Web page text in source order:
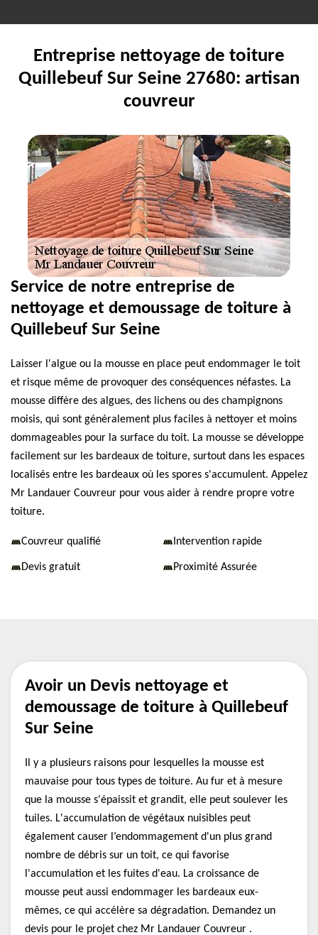
Entreprise nettoyage de toiture
Quillebeuf Sur Seine 27680: artisan
couvreur
Service de notre entreprise de
nettoyage et demoussage de toiture à
Quillebeuf Sur Seine
Laisser l'algue ou la mousse en place peut endommager le toit
et risque même de provoquer des conséquences néfastes. La
mousse diffère des algues, des lichens ou des champignons
moisis, qui sont généralement plus faciles à nettoyer et moins
dommageables pour la surface du toit. La mousse se développe
facilement sur les bardeaux de toiture, surtout dans les espaces
localisés entre les bardeaux où les spores s'accumulent. Appelez
Mr Landauer Couvreur pour vous aider à rendre propre votre
toiture.
Couvreur qualifié Intervention rapide
Devis gratuit Proximité Assurée
Avoir un Devis nettoyage et
demoussage de toiture à Quillebeuf
Sur Seine
Il y a plusieurs raisons pour lesquelles la mousse est
mauvaise pour tous types de toiture. Au fur et à mesure
que la mousse s'épaissit et grandit, elle peut soulever les
tuiles. L'accumulation de végétaux nuisibles peut
également causer l’endommagement d'un plus grand
nombre de débris sur un toit, ce qui favorise
l'accumulation et les fuites d'eau. La croissance de
mousse peut aussi endommager les bardeaux eux-
mêmes, ce qui accélère sa dégradation. Demandez un
devis pour le projet chez Mr Landauer Couvreur .